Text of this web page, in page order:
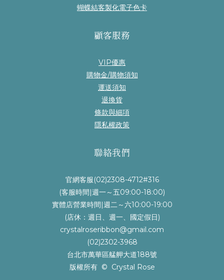
蝴蝶結客製化電子色卡
顧客服務
VIP優惠
購物金/購物須知
運送須知
退換貨
條款與細項
隱私權政策
聯絡我們
官網客服(02)2308-4712#316
(客服時間|週一～五09:00-18:00)
實體店營業時間|週二～六10:00-19:00
(店休：週日、週一、國定假日)
crystalroseribbon@gmail.com
(02)2302-3968
台北市萬華區艋舺大道188號
版權所有 © Crystal Rose